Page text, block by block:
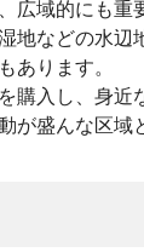
広域的にも重
地などの水辺
あります。
購入し、身近
が盛んな区域